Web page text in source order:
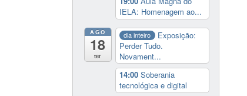
IELA: Homenagem ao...
AGO
18
ter
dia inteiro
Exposição:
Perder Tudo.
Novament...
14:00 Soberania
tecnológica e digital